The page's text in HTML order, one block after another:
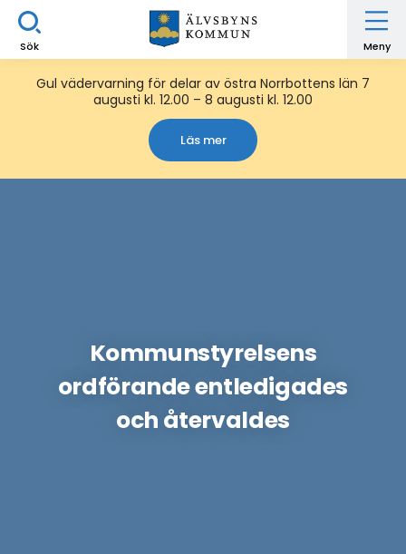
Sök Meny
Gul vädervarning för delar av östra Norrbottens län 7
augusti kl. 12.00 – 8 augusti kl. 12.00
Läs mer
Kommunstyrelsens
ordförande entledigades
och återvaldes